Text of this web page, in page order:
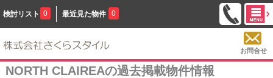
検討リスト 0 最近見た物件 0
お問合せ
NORTH CLAIREAの過去掲載物件情報